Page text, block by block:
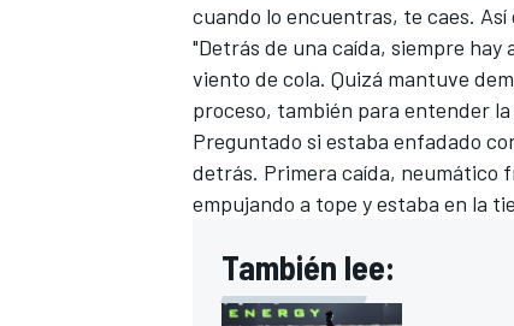
cuando lo encuentras, te caes.
"Detrás de una caída, siempre
viento de cola. Quizá mantuve
proceso, también para entender la
Preguntado si estaba enfadado
detrás. Primera caída, neumático
empujando a tope y estaba en la
También lee: